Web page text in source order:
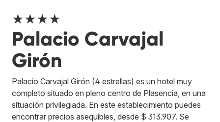
★★★★
Palacio Carvajal
Girón
Palacio Carvajal Girón (4 estrellas) es un hotel muy
completo situado en pleno centro de Plasencia, en una
situación privilegiada. En este establecimiento puedes
encontrar precios asequibles, desde $ 313.907. Se